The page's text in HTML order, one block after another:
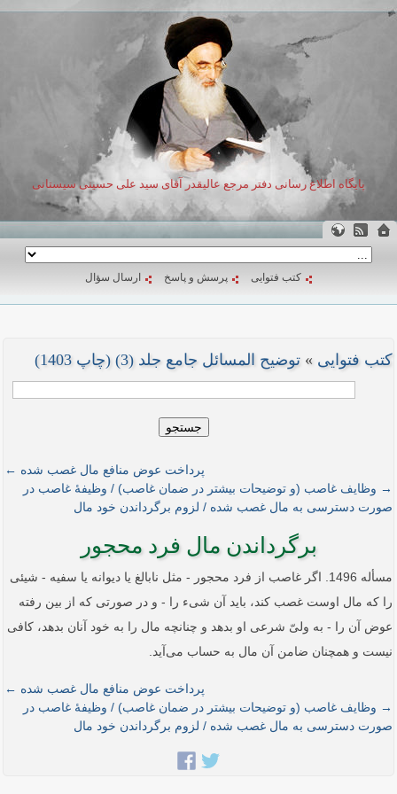
پایگاه اطلاع رسانی دفتر مرجع عالیقدر آقای سید علی حسینی سیستانی
کتب فتوایی پرسش و پاسخ ارسال سؤال
کتب فتوایی » توضیح المسائل جامع جلد (3) (چاپ 1403)
جستجو
پرداخت عوض منافع مال غصب شده ←
→ وظایف غاصب (و توضیحات بیشتر در ضمان غاصب) / وظیفۀ غاصب در
صورت دسترسی به مال غصب شده / لزوم برگرداندن خود مال
برگرداندن مال فرد محجور
مسأله 1496. اگر غاصب از فرد محجور - مثل نابالغ یا دیوانه یا سفیه - شیئی
را که مال اوست غصب کند، باید آن شیء را - و در صورتی که از بین رفته
عوض آن را - به ولیّ شرعی او بدهد و چنانچه مال را به خود آنان بدهد، کافی
نیست و همچنان ضامن آن مال به حساب می‌آید.
پرداخت عوض منافع مال غصب شده ←
→ وظایف غاصب (و توضیحات بیشتر در ضمان غاصب) / وظیفۀ غاصب در
صورت دسترسی به مال غصب شده / لزوم برگرداندن خود مال